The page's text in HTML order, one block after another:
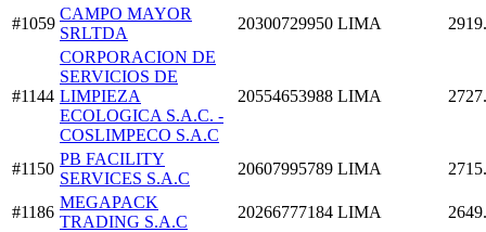
#1059
CAMPO MAYOR
SRLTDA
20300729950 LIMA
#1144
CORPORACION DE
SERVICIOS DE
LIMPIEZA
ECOLOGICA S.A.C. -
COSLIMPECO S.A.C
20554653988 LIMA
#1150
PB FACILITY
SERVICES S.A.C
20607995789 LIMA
#1186
MEGAPACK
TRADING S.A.C
20266777184 LIMA